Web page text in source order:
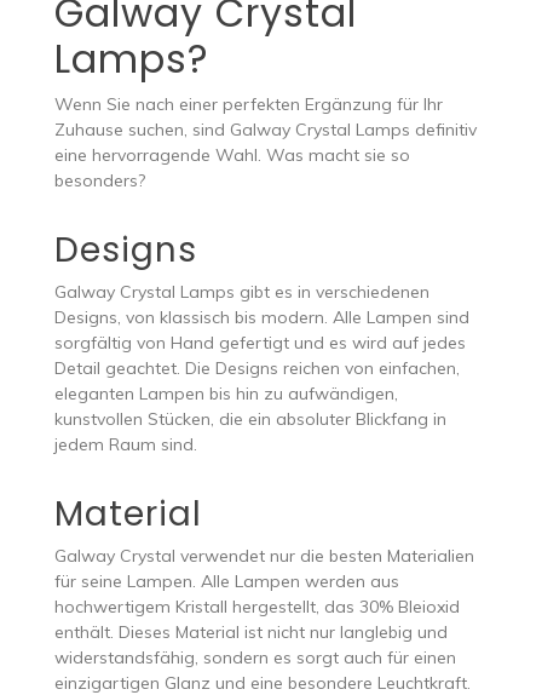
Galway Crystal
Lamps?
Wenn Sie nach einer perfekten Ergänzung für Ihr
Zuhause suchen, sind Galway Crystal Lamps definitiv
eine hervorragende Wahl. Was macht sie so
besonders?
Designs
Galway Crystal Lamps gibt es in verschiedenen
Designs, von klassisch bis modern. Alle Lampen sind
sorgfältig von Hand gefertigt und es wird auf jedes
Detail geachtet. Die Designs reichen von einfachen,
eleganten Lampen bis hin zu aufwändigen,
kunstvollen Stücken, die ein absoluter Blickfang in
jedem Raum sind.
Material
Galway Crystal verwendet nur die besten Materialien
für seine Lampen. Alle Lampen werden aus
hochwertigem Kristall hergestellt, das 30% Bleioxid
enthält. Dieses Material ist nicht nur langlebig und
widerstandsfähig, sondern es sorgt auch für einen
einzigartigen Glanz und eine besondere Leuchtkraft.